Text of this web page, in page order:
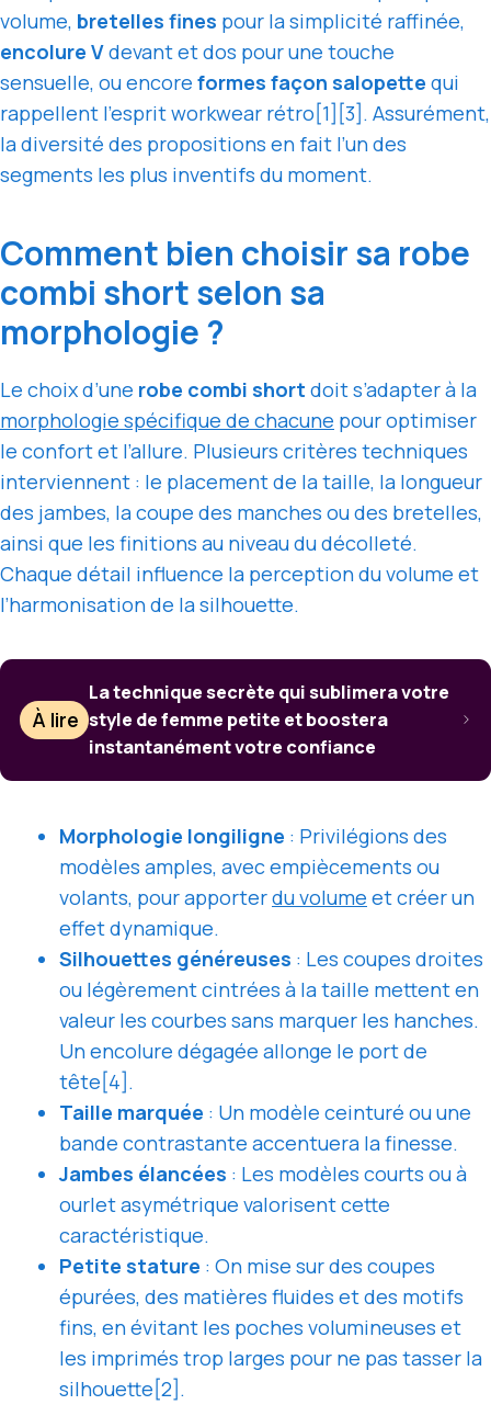
volume, bretelles fines pour la simplicité raffinée,
encolure Vdevant et dos pour une touche
sensuelle, ou encore formes façon salopette qui
rappellent l’esprit workwear rétro[1][3]. Assurément,
la diversité des propositions en fait l’un des
segments les plus inventifs du moment.
Comment bien choisir sa robe
combi short selon sa
morphologie ?
Le choix d’une robe combi short doit s’adapter à la
morphologie spécifique de chacune pour optimiser
le confort et l’allure. Plusieurs critères techniques
interviennent : le placement de la taille, la longueur
des jambes, la coupe des manches ou des bretelles,
ainsi que les finitions au niveau du décolleté.
Chaque détail influence la perception du volume et
l’harmonisation de la silhouette.
À lire
La technique secrète qui sublimera votre
style de femme petite et boostera
instantanément votre confiance
Morphologie longiligne : Privilégions des
modèles amples, avec empiècements ou
volants, pour apporterdu volume et créer un
effet dynamique.
Silhouettes généreuses : Les coupes droites
ou légèrement cintrées à la taille mettent en
valeur les courbes sans marquer les hanches.
Un encolure dégagée allonge le port de
tête[4].
Taille marquée : Un modèle ceinturé ou une
bande contrastante accentuera la finesse.
Jambes élancées : Les modèles courts ou à
ourlet asymétrique valorisent cette
caractéristique.
Petite stature : On mise sur des coupes
épurées, des matières fluides et des motifs
fins, en évitant les poches volumineuses et
les imprimés trop larges pour ne pas tasser la
silhouette[2].